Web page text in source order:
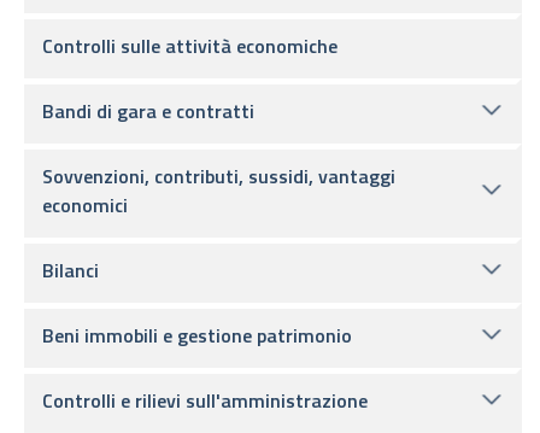
Controlli sulle attività economiche
Bandi di gara e contratti
Sovvenzioni, contributi, sussidi, vantaggi
economici
Bilanci
Beni immobili e gestione patrimonio
Controlli e rilievi sull'amministrazione